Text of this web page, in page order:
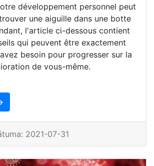
développement personnel peut
une aiguille dans une botte
l'article ci-dessous contient
qui peuvent être exactement
besoin pour progresser sur la
de vous-même.
2021-07-31